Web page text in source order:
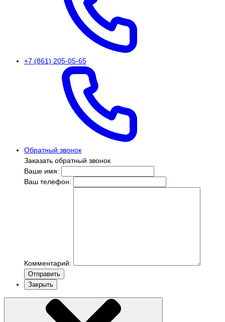
+7 (861) 205-05-65
Обратный звонок
Заказать обратный звонок
Ваше имя:
Ваш телефон:
Комментарий:
Отправить
Закрыть